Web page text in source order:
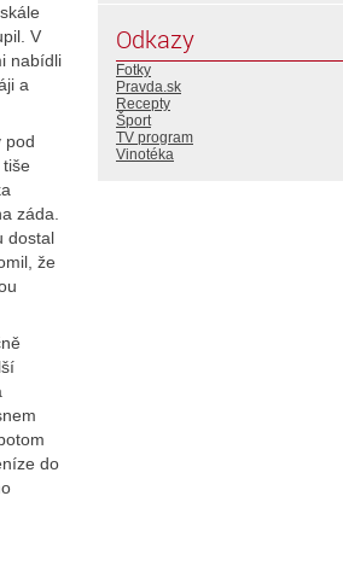
V
nabídli
a
pod
záda.
dostal
že
do
Odkazy
Fotky
Pravda.sk
Recepty
Šport
TV program
Vinotéka